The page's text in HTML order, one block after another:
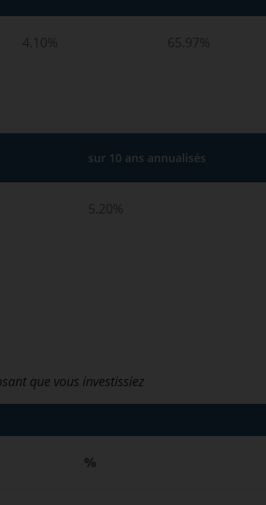
4.10% 65.97%
sur 10 ans annualisés
5.20%
que vous investissiez
%